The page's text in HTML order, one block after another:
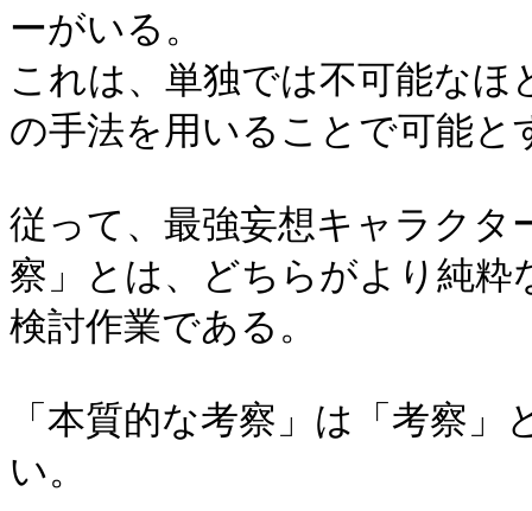
ーがいる。
これは、単独では不可能なほ
の手法を用いることで可能と
従って、最強妄想キャラクタ
察」とは、どちらがより純
検討作業である。
「本質的な考察」は「考察
い。